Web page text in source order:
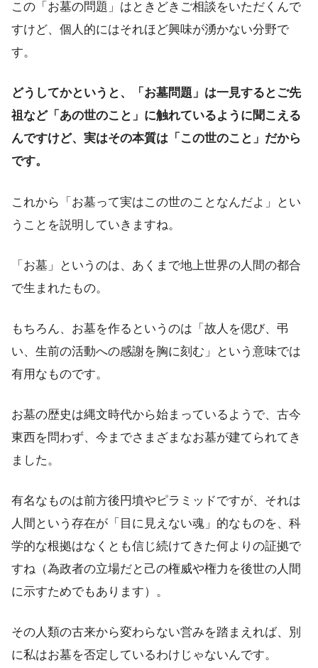
この「お墓の問題」はときどきご相談をいただくんで
すけど、個人的にはそれほど興味が湧かない分野で
す。
どうしてかというと、「お墓問題」は一見するとご先
祖など「あの世のこと」に触れているように聞こえる
んですけど、実はその本質は「この世のこと」だから
です。
これから「お墓って実はこの世のことなんだよ」とい
うことを説明していきますね。
「お墓」というのは、あくまで地上世界の人間の都合
で生まれたもの。
もちろん、お墓を作るというのは「故人を偲び、弔
い、生前の活動への感謝を胸に刻む」という意味では
有用なものです。
お墓の歴史は縄文時代から始まっているようで、古今
東西を問わず、今までさまざまなお墓が建てられてき
ました。
有名なものは前方後円墳やピラミッドですが、それは
人間という存在が「目に見えない魂」的なものを、科
学的な根拠はなくとも信じ続けてきた何よりの証拠で
すね（為政者の立場だと己の権威や権力を後世の人間
に示すためでもあります）。
その人類の古来から変わらない営みを踏まえれば、別
に私はお墓を否定しているわけじゃないんです。